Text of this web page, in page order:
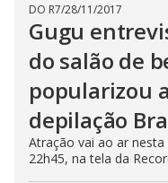
DO R7/28/11/2017
Gugu
do salão de
popularizou
depilação
Atração vai ao ar
22h45, na tela da